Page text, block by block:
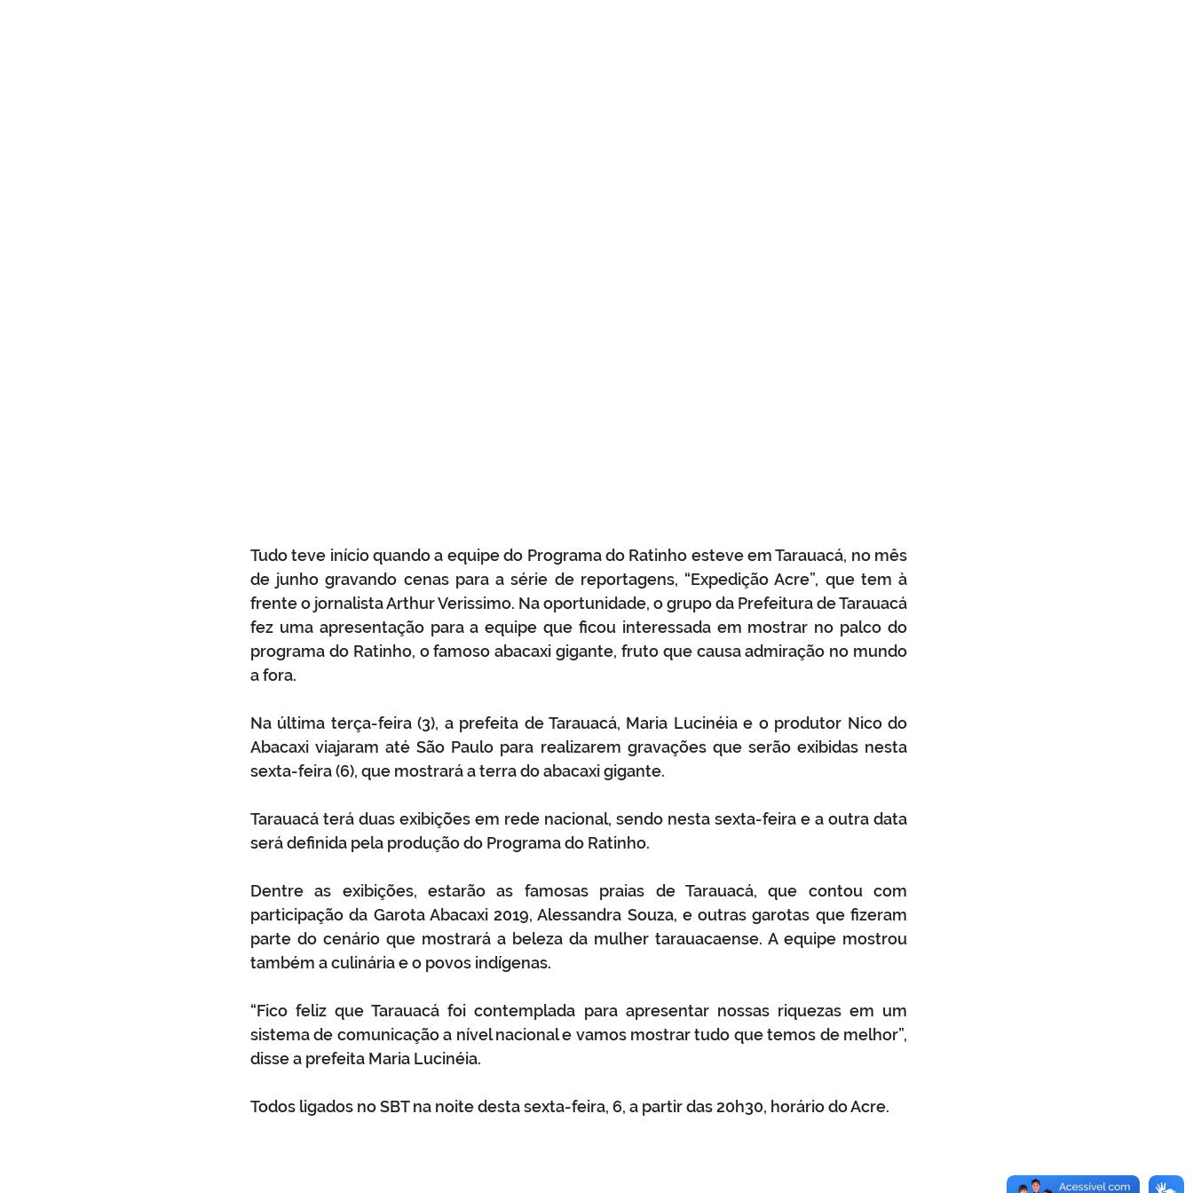
Tudo teve início quando a equipe do Programa do Ratinho esteve em Tarauacá, no mês
de junho gravando cenas para a série de reportagens, “Expedição Acre”, que tem à
frente o jornalista Arthur Verissimo. Na oportunidade, o grupo da Prefeitura de Tarauacá
fez uma apresentação para a equipe que ficou interessada em mostrar no palco do
programa do Ratinho, o famoso abacaxi gigante, fruto que causa admiração no mundo
a fora.
Na última terça-feira (3), a prefeita de Tarauacá, Maria Lucinéia e o produtor Nico do
Abacaxi viajaram até São Paulo para realizarem gravações que serão exibidas nesta
sexta-feira (6), que mostrará a terra do abacaxi gigante.
Tarauacá terá duas exibições em rede nacional, sendo nesta sexta-feira e a outra data
será definida pela produção do Programa do Ratinho.
Dentre as exibições, estarão as famosas praias de Tarauacá, que contou com
participação da Garota Abacaxi 2019, Alessandra Souza, e outras garotas que fizeram
parte do cenário que mostrará a beleza da mulher tarauacaense. A equipe mostrou
também a culinária e o povos indígenas.
“Fico feliz que Tarauacá foi contemplada para apresentar nossas riquezas em um
sistema de comunicação a nível nacional e vamos mostrar tudo que temos de melhor”,
disse a prefeita Maria Lucinéia.
Todos ligados no SBT na noite desta sexta-feira, 6, a partir das 20h30, horário do Acre.